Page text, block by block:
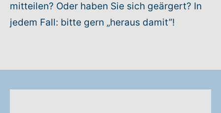
Kontakt
mitteilen? Oder haben Sie sich geärgert? In
jedem Fall: bitte gern „heraus damit”!